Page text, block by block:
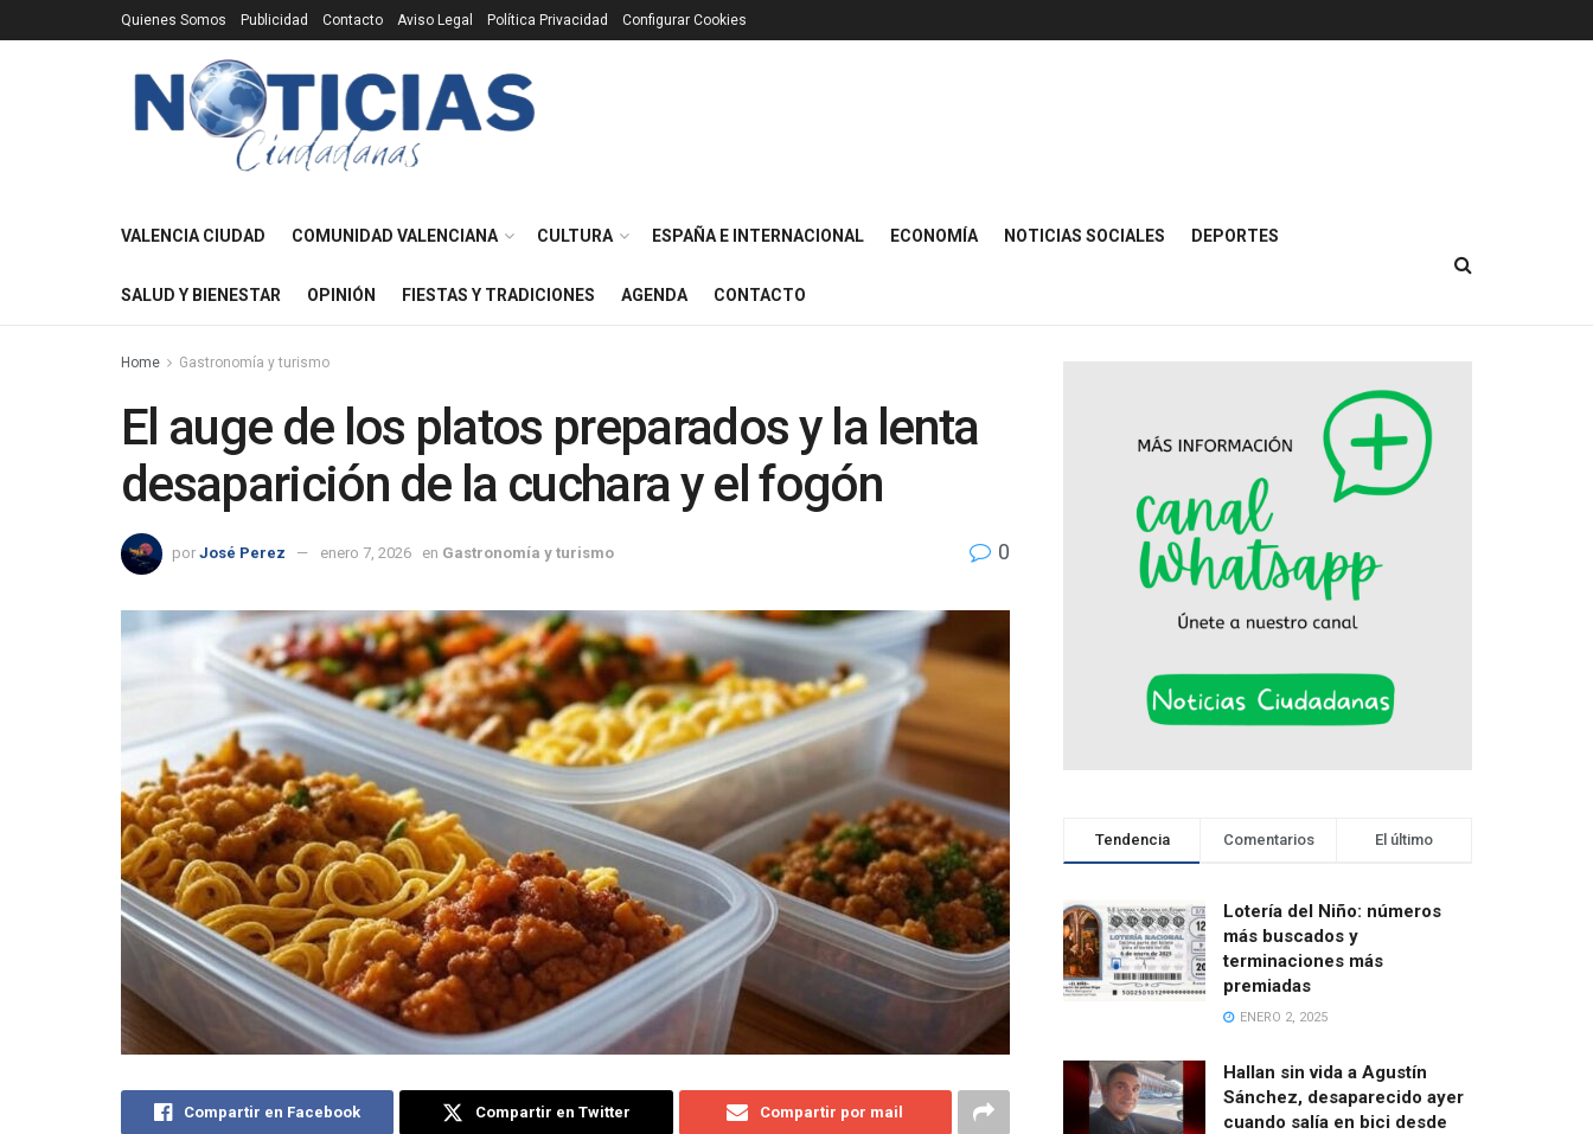
Quienes Somos Publicidad Contacto Aviso Legal Política Privacidad Configurar Cookies
VALENCIA CIUDAD COMUNIDAD VALENCIANA CULTURA ESPAÑA E INTERNACIONAL ECONOMÍA NOTICIAS SOCIALES DEPORTES
SALUD Y BIENESTAR OPINIÓN FIESTAS Y TRADICIONES AGENDA CONTACTO
Home Gastronomía y turismo
El auge de los platos preparados y la lenta
desaparición de la cuchara y el fogón
por José Perez enero 7, 2026 en Gastronomía y turismo 0
Compartir en Facebook Compartir en Twitter Compartir por mail
Tendencia Comentarios El último
Lotería del Niño: números
más buscados y
terminaciones más
premiadas
ENERO 2, 2025
Hallan sin vida a Agustín
Sánchez, desaparecido ayer
cuando salía en bici desde